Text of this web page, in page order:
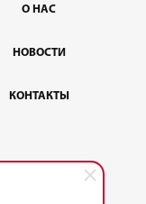
О НАС
НОВОСТИ
КОНТАКТЫ